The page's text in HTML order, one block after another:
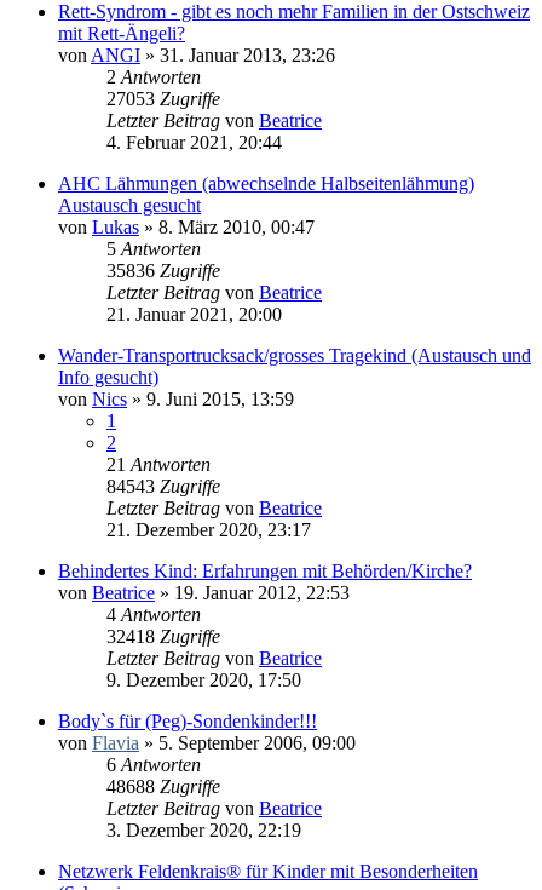
Rett-Syndrom - gibt es noch mehr Familien in der Ostschweiz
mit Rett-Ängeli?
von ANGI » 31. Januar 2013, 23:26
2 Antworten
27053 Zugriffe
Letzter Beitrag von Beatrice
4. Februar 2021, 20:44
AHC Lähmungen (abwechselnde Halbseitenlähmung)
Austausch gesucht
von Lukas » 8. März 2010, 00:47
5 Antworten
35836 Zugriffe
Letzter Beitrag von Beatrice
21. Januar 2021, 20:00
Wander-Transportrucksack/grosses Tragekind (Austausch und
Info gesucht)
von Nics » 9. Juni 2015, 13:59
1
2
21 Antworten
84543 Zugriffe
Letzter Beitrag von Beatrice
21. Dezember 2020, 23:17
Behindertes Kind: Erfahrungen mit Behörden/Kirche?
von Beatrice » 19. Januar 2012, 22:53
4 Antworten
32418 Zugriffe
Letzter Beitrag von Beatrice
9. Dezember 2020, 17:50
Body`s für (Peg)-Sondenkinder!!!
von Flavia » 5. September 2006, 09:00
6 Antworten
48688 Zugriffe
Letzter Beitrag von Beatrice
3. Dezember 2020, 22:19
Netzwerk Feldenkrais® für Kinder mit Besonderheiten